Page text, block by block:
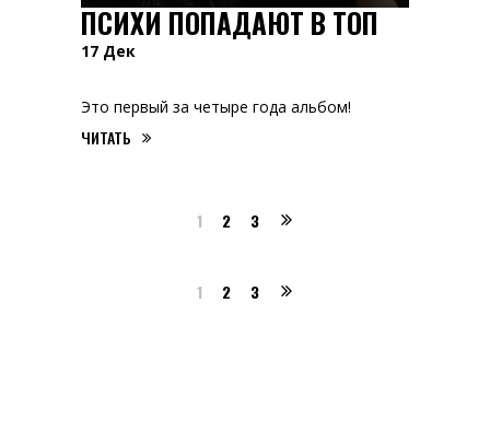
ПСИХИ ПОПАДАЮТ В ТОП
17 Дек
Это первый за четыре года альбом!
ЧИТАТЬ
1 2 3
1 2 3